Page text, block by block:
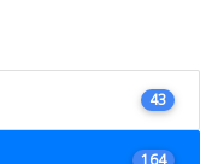
43
164